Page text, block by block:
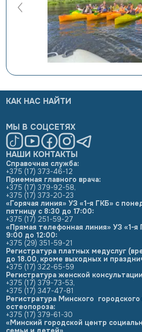
НАШИ КОНТАКТЫ
Справочная служба:
+375 (17) 373-46-12
Приемная главного врача:
+375 (17) 379-92-58,
+375 (17) 373-20-23
«Горячая линия» УЗ «1-я ГКБ» с
пятницу с 8:30 до 17:00:
+375 (17) 251-59-27
«Прямая телефонная линия» УЗ «1-я
9:00 до 12:00:
+375 (29) 351-59-21
Регистратура платных медуслуг
до 18.00, кроме выходных и
+375 (17) 322-65-59
Регистратура женской
+375 (17) 379-73-53,
+375 (17) 347-47-81
Регистратура Минского
остеопороза:
+375 (17) 379-61-30
«Минский городской центр
КАК НАС НАЙТИ
МЫ В СОЦСЕТЯХ